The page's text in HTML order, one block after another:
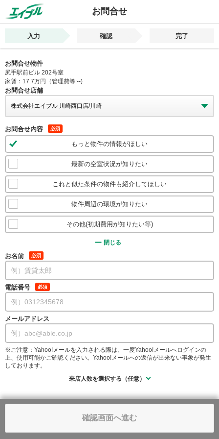
お問合せ
入力 確認 完了
お問合せ物件
尻手駅前ビル 202号室
家賃：17.7万円（管理費等:--)
お問合せ店舗
お問合せ内容 必須
もっと物件の情報がほしい
最新の空室状況が知りたい
これと似た条件の物件も紹介してほしい
物件周辺の環境が知りたい
その他(初期費用が知りたい等)
閉じる
お名前 必須
電話番号 必須
メールアドレス
※ご注意：Yahoo!メールを入力される際は、一度Yahoo!メールへログインの
上、使用可能かご確認ください。Yahoo!メールへの返信が出来ない事象が発生
しております。
来店人数を選択する（任意）
確認画面へ進む